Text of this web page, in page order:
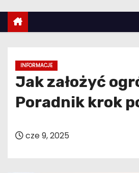
o
n
INFORMACJE
Jak założyć
Poradnik krok
cze 9, 2025